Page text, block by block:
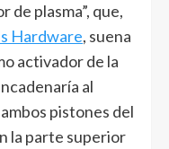
de plasma”, que,
Hardware, suena
activador de la
al
pistones del
la parte superior